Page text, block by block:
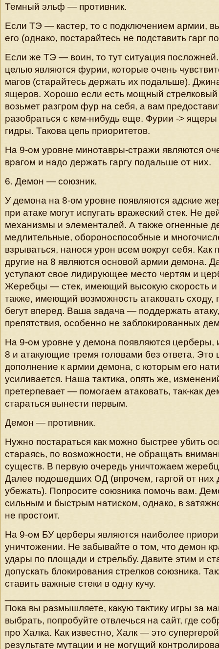
Темный эльф — противник.
Если ТЭ — кастер, то с подключением армии,
его (однако, постарайтесь не подставить гарг
Если же ТЭ — воин, то тут ситуация
целью являются фурии, которые очень
магов (старайтесь держать их подальше).
ящеров. Хорошо если есть мощный
возьмет разгром фур на себя, а вам
разобраться с кем-нибудь еще. Фурии ->
гидры. Такова цепь приоритетов.
На 9-ом уровне минотавры-стражи являются
врагом и надо держать гаргу подальше от них.
6. Демон — союзник.
У демона на 8-ом уровне появляются адские
при атаке могут испугать вражеский стек. Не
механизмы и элементалей. А также огненные
медлительные, обороноспособные и
взрываться, нанося урон всем вокруг себя. Как
другие на 8 являются основой армии демона.
уступают свое лидирующее место чертям и
Жеребцы — стек, имеющий высокую скорость и
также, имеющий возможность атаковать
бегут вперед. Ваша задача — поддержать
препятствия, особенно не заблокированных
На 9-ом уровне у демона появляются церберы,
8 и атакующие тремя головами без ответа.
дополнение к армии демона, с которым его
усиливается. Наша тактика, опять же,
претерпевает — помогаем атаковать, так-как
стараться вынести первым.
Демон — противник.
Нужно постараться как можно быстрее убить
стараясь, по возможности, не обращать
существ. В первую очередь уничтожаем
Далее подошедших ОД (впрочем, гаргой от них
убежать). Попросите союзника помочь вам.
сильным и быстрым натиском, однако, в
не простоит.
На 9-ом БУ церберы являются наиболее
уничтожении. Не забывайте о том, что демон
удары по площади и стрельбу. Давите этим и
допускать блокирования стрелков союзника.
ставить важные стеки в одну кучу.
Пока вы размышляете, какую тактику игры за
выбрать, попробуйте отвлечься на сайт, где
про Халка. Как известно, Халк — это
результате мутации и не могущий